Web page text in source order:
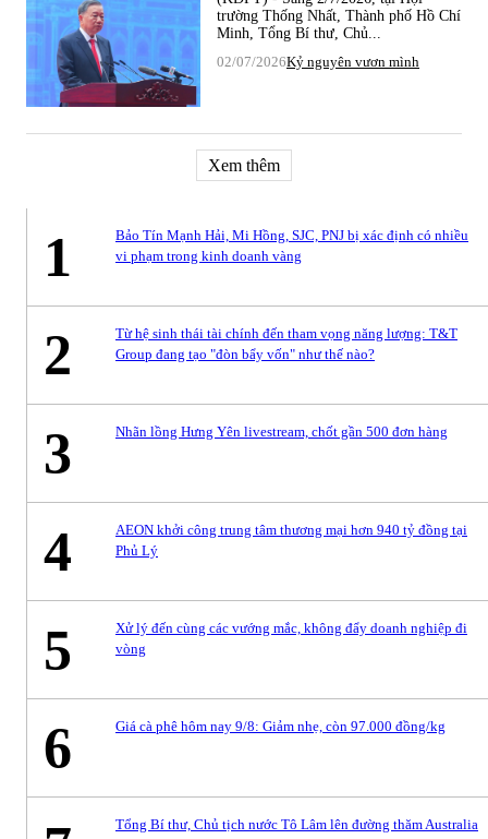
trường Thống Nhất, Thành phố Hồ Chí
Minh, Tổng Bí thư, Chủ...
02/07/2026Kỷ nguyên vươn mình
Xem thêm
1
Bảo Tín Mạnh Hải, Mi Hồng, SJC, PNJ bị xác định có nhiều
vi phạm trong kinh doanh vàng
2
Từ hệ sinh thái tài chính đến tham vọng năng lượng: T&T
Group đang tạo "đòn bẩy vốn" như thế nào?
3 Nhãn lồng Hưng Yên livestream, chốt gần 500 đơn hàng
4
AEON khởi công trung tâm thương mại hơn 940 tỷ đồng tại
Phủ Lý
5
Xử lý đến cùng các vướng mắc, không đẩy doanh nghiệp đi
vòng
6 Giá cà phê hôm nay 9/8: Giảm nhẹ, còn 97.000 đồng/kg
Tổng Bí thư, Chủ tịch nước Tô Lâm lên đường thăm Australia